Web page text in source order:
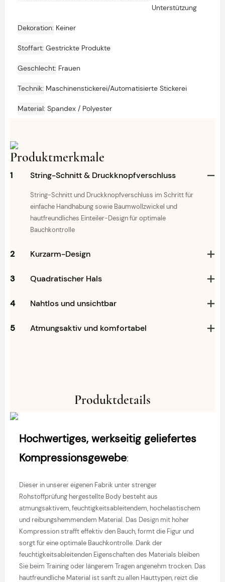
Unterstützung
Dekoration Keiner
Stoffart Gestrickte Produkte
Geschlecht Frauen
Technik Maschinenstickerei/Automatisierte Stickerei
Material Spandex / Polyester
Produktmerkmale
1 String-Schnitt & Druckknopfverschluss
String-Schnitt und Druckknopfverschluss im Schritt für
einfache Handhabung sowie Baumwollzwickel und
hautfreundliches Einteiler-Design für optimale
Bauchkontrolle
2 Kurzarm-Design
3 Quadratischer Hals
4 Nahtlos und unsichtbar
5 Atmungsaktiv und komfortabel
Produktdetails
Hochwertiges, werkseitig geliefertes
Kompressionsgewebe:
Dieser in unserer eigenen Fabrik unter strenger
Rohstoffprüfung hergestellte Body besteht aus
atmungsaktivem, feuchtigkeitsableitendem, hochelastischem
und reibungshemmendem Material. Das Design mit hoher
Kompression strafft effektiv den Bauch, formt die Figur und
sorgt für eine optimale Bauchkontrolle. Dank der
feuchtigkeitsableitenden Eigenschaften des Materials bleiben
Sie beim Training oder längerem Tragen angenehm trocken. Das
hautfreundliche Material ist sanft zu allen Hauttypen, reizt die